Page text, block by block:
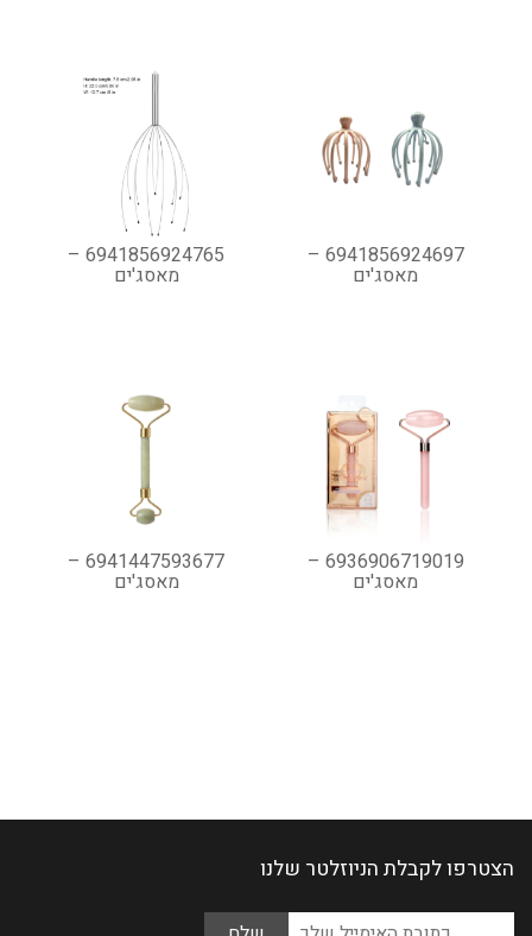
6941856924697 –
מאסג'ים
6941856924765 –
מאסג'ים
6936906719019 –
מאסג'ים
6941447593677 –
מאסג'ים
הצטרפו לקבלת הניוזלטר שלנו
Please